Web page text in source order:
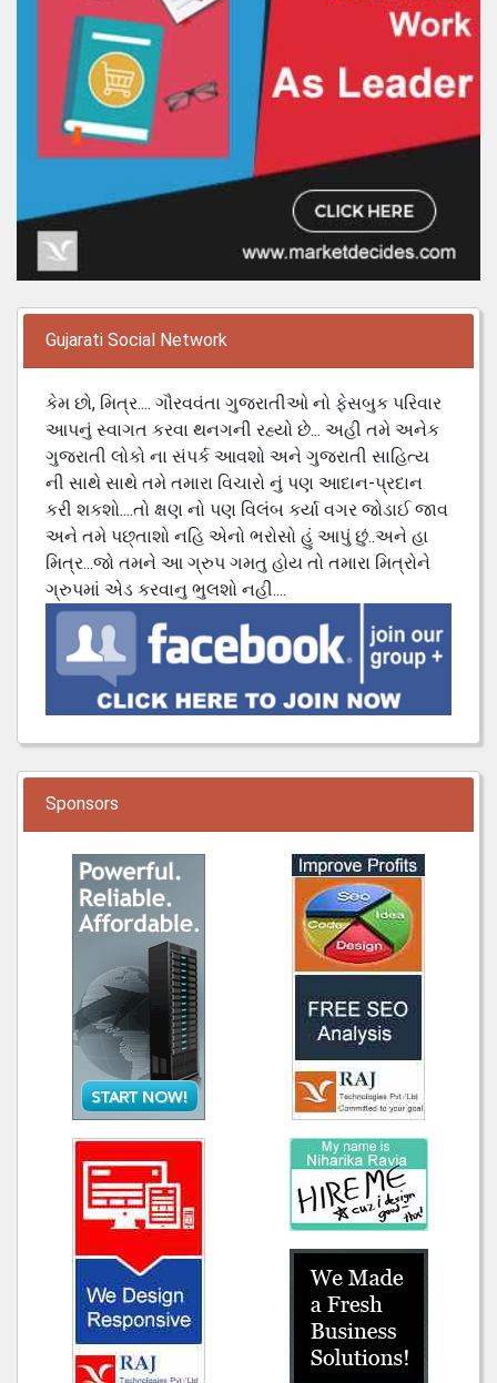
Gujarati Social Network
કેમ છો, મિત્ર.... ગૌરવવંતા ગુજરાતીઓ નો ફેસબુક પરિવાર
આપનું સ્વાગત કરવા થનગની રહ્યો છે... અહી તમે અનેક
ગુજરાતી લોકો ના સંપર્ક આવશો અને ગુજરાતી સાહિત્ય
ની સાથે સાથે તમે તમારા વિચારો નું પણ આદાન-પ્રદાન
કરી શકશો....તો ક્ષણ નો પણ વિલંબ કર્યા વગર જોડાઈ જાવ
અને તમે પછ્તાશો નહિ એનો ભરોસો હું આપું છું..અને હા
મિત્ર...જો તમને આ ગ્રુપ ગમતુ હોય તો તમારા મિત્રોને
ગ્રુપમાં એડ કરવાનુ ભુલશો નહી....
Sponsors